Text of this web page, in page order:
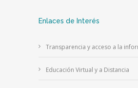
Enlaces de Interés
Transparencia y acceso a la
Educación Virtual y a Distancia